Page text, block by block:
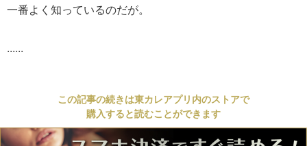
一番よく知っているのだが。
......
この記事の続きは東カレアプリ内のストアで
購入すると読むことができます